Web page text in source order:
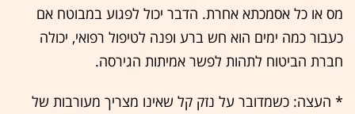
מס או כל אסמכתא אחרת. הדבר יכול לפגוע במבוטח אם
כעבור כמה ימים הוא חש ברע ופנה לטיפול רפואי, יכולה
חברת הביטוח לתהות לפשר אמיתות הגירסה.
* העצה: כשמדובר על נזק קל שאינו מצריך מעורבות של